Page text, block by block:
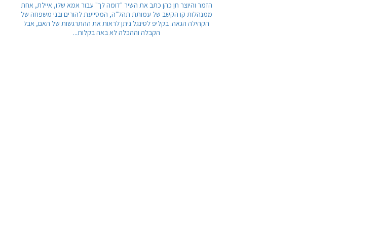
הזמר והיוצר חן כהן כתב את השיר "דומה לך" עבור אמא שלו, איילת, אחת
ממנהלות קו הקשב של עמותת תהל"ה, המסייעת להורים ובני משפחה של
הקהילה הגאה. בקליפ לסינגל ניתן לראות את ההתרגשות של האם, אבל
הקבלה וההכלה לא באה בקלות...